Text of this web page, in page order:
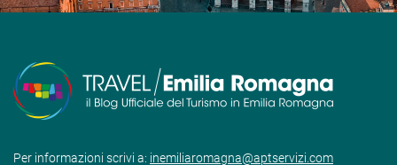
Per informazioni scrivi a: inemiliaromagna@aptservizi.com